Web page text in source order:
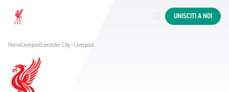
Now live
UNISCITI A NOI
HomeLiverpoolLeicester City - Liverpool